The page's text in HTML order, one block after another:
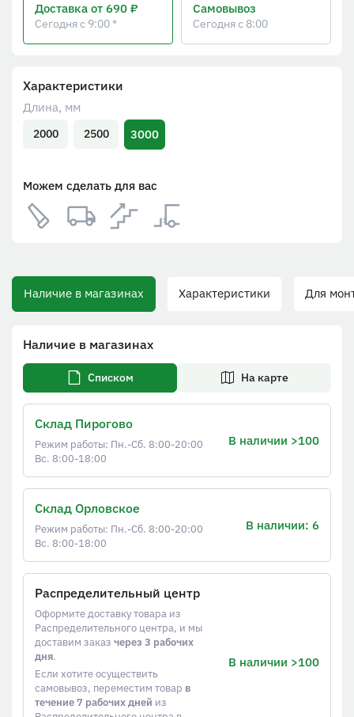
Характеристики
Длина, мм
2000 2500 3000
Можем сделать для вас
Доставка от 690 ₽
Сегодня с 9:00 *
Самовывоз
Сегодня с 8:00
Наличие в магазинах Характеристики Для
Наличие в магазинах
Списком На карте
Склад Пирогово
Режим работы: Пн.-Сб. 8:00-20:00
Вс. 8:00-18:00
В наличии >100
Склад Орловское
Режим работы: Пн.-Сб. 8:00-20:00
Вс. 8:00-18:00
В наличии: 6
Распределительный центр
Оформите доставку товара из
Распределительного центра, и мы
доставим заказ через 3 рабочих
дня.
Если хотите осуществить
самовывоз, переместим товар в
течение 7 рабочих дней из
В наличии >100